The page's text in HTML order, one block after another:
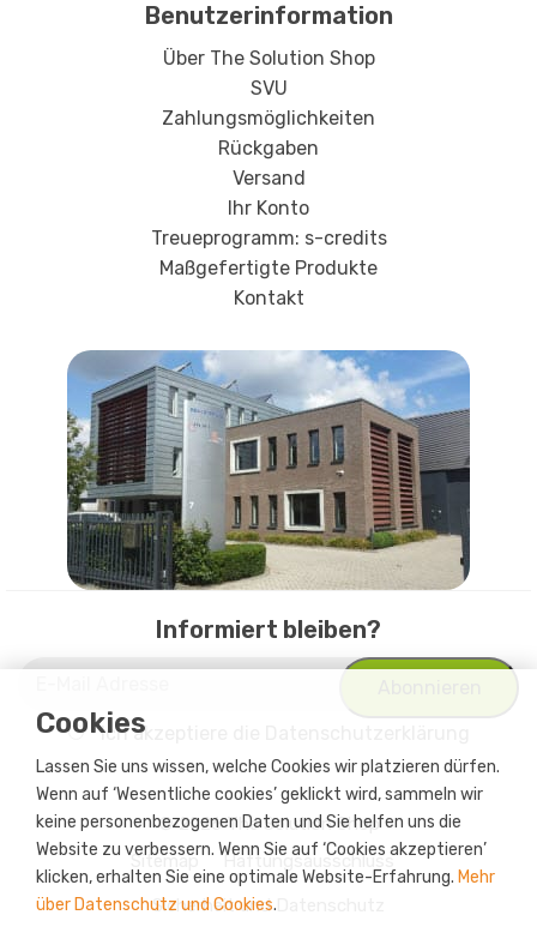
Cookies
Lassen Sie uns wissen, welche Cookies wir platzieren dürfen.
Wenn auf ‘Wesentliche cookies’ geklickt wird, sammeln wir
keine personenbezogenen Daten und Sie helfen uns die
Website zu verbessern. Wenn Sie auf ‘Cookies akzeptieren’
klicken, erhalten Sie eine optimale Website-Erfahrung. Mehr
über Datenschutz und Cookies.
Benutzerinformation
Über The Solution Shop
SVU
Zahlungsmöglichkeiten
Rückgaben
Versand
Ihr Konto
Treueprogramm: s-credits
Maßgefertigte Produkte
Kontakt
Informiert bleiben?
Ich akzeptiere
© 2026 The Solution Shop
Sitemap
Haftungsausschluss
Sicherheit und Datenschutz